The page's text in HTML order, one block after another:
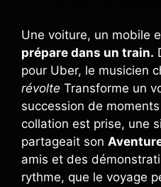
Une voiture, un mobile
prépare dans un train.
pour Uber, le musicien
révolte Transforme un
succession de
collation est prise, une
partageait son
amis et des
rythme, que le voyage